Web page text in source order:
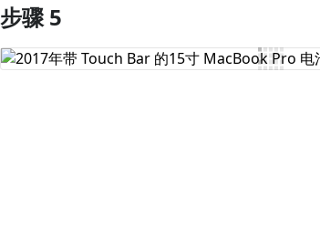
添加评论
步骤 5